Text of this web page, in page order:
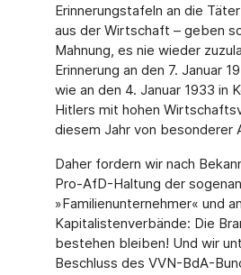
Erinnerungstafeln an die
aus der Wirtschaft – geben
Mahnung, es nie wieder
Erinnerung an den 7. Januar
wie an den 4. Januar 1933 in
Hitlers mit hohen
diesem Jahr von besonderer
Daher fordern wir nach
Pro-AfD-Haltung der
»Familienunternehmer« und
Kapitalistenverbände: Die
bestehen bleiben! Und wir
Beschluss des VVN-BdA-